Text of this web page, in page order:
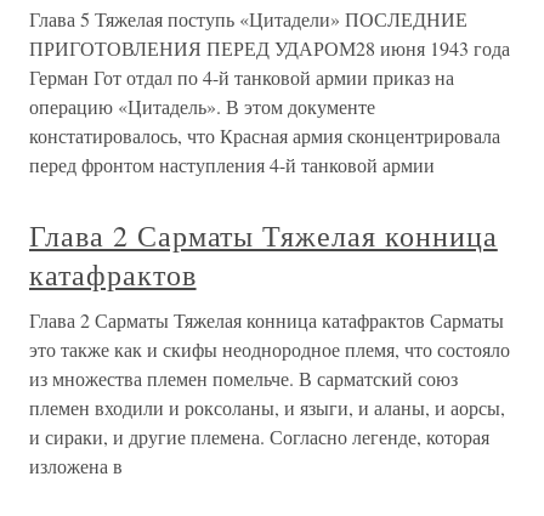
Глава 5 Тяжелая поступь «Цитадели» ПОСЛЕДНИЕ
ПРИГОТОВЛЕНИЯ ПЕРЕД УДАРОМ28 июня 1943 года
Герман Гот отдал по 4-й танковой армии приказ на
операцию «Цитадель». В этом документе
констатировалось, что Красная армия сконцентрировала
перед фронтом наступления 4-й танковой армии
Глава 2 Сарматы Тяжелая конница
катафрактов
Глава 2 Сарматы Тяжелая конница катафрактов Сарматы
это также как и скифы неоднородное племя, что состояло
из множества племен помельче. В сарматский союз
племен входили и роксоланы, и языги, и аланы, и аорсы,
и сираки, и другие племена. Согласно легенде, которая
изложена в